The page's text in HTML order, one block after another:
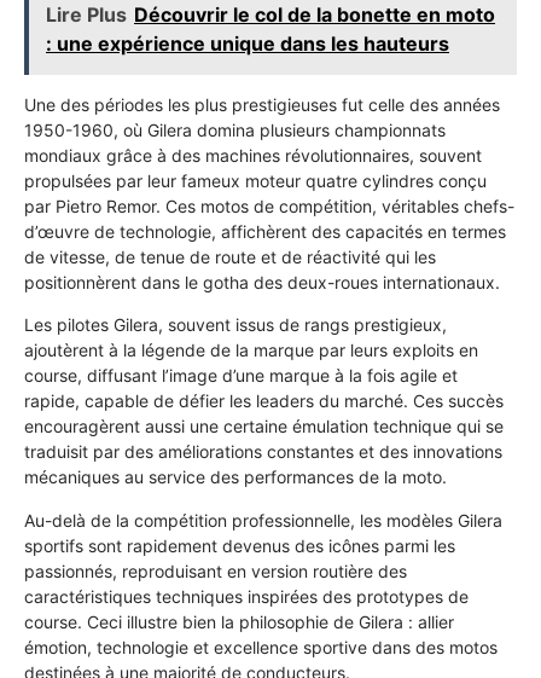
Lire Plus Découvrir le col de la bonette en moto
: une expérience unique dans les hauteurs
Une des périodes les plus prestigieuses fut celle des années
1950-1960, où Gilera domina plusieurs championnats
mondiaux grâce à des machines révolutionnaires, souvent
propulsées par leur fameux moteur quatre cylindres conçu
par Pietro Remor. Ces motos de compétition, véritables chefs-
d’œuvre de technologie, affichèrent des capacités en termes
de vitesse, de tenue de route et de réactivité qui les
positionnèrent dans le gotha des deux-roues internationaux.
Les pilotes Gilera, souvent issus de rangs prestigieux,
ajoutèrent à la légende de la marque par leurs exploits en
course, diffusant l’image d’une marque à la fois agile et
rapide, capable de défier les leaders du marché. Ces succès
encouragèrent aussi une certaine émulation technique qui se
traduisit par des améliorations constantes et des innovations
mécaniques au service des performances de la moto.
Au-delà de la compétition professionnelle, les modèles Gilera
sportifs sont rapidement devenus des icônes parmi les
passionnés, reproduisant en version routière des
caractéristiques techniques inspirées des prototypes de
course. Ceci illustre bien la philosophie de Gilera : allier
émotion, technologie et excellence sportive dans des motos
destinées à une majorité de conducteurs.